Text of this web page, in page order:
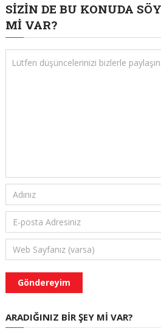
SIZIN DE BU KONUDA
MI VAR?
ARADIĞINIZ BIR ŞEY MI VAR?